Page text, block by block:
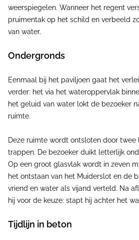
weerspiegelen. Wanneer het regent
pruimentak op het schild en verbeeld
van water.
Ondergronds
Eenmaal bij het paviljoen gaat het
verder: het via het wateroppervlak
het geluid van water lokt de bezoeker
ruimte.
Deze ruimte wordt ontsloten door
trappen. De bezoeker duikt letterlijk
Op een groot glasvlak wordt in zeven
het ontstaan van het Muiderslot en de
vriend en water als vijand verteld. Na
hij voor de keuze: stapt hij achter het
Tijdlijn in beton